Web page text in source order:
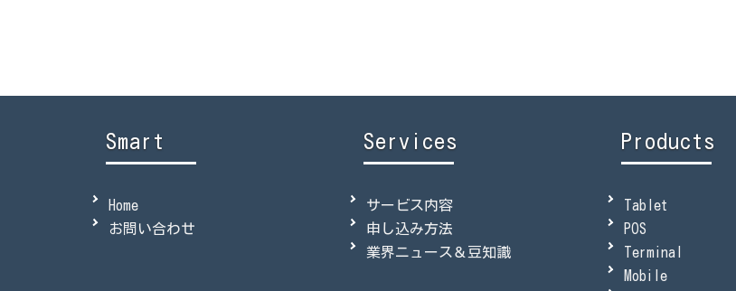
Smart
Home
お問い合わせ
Services
サービス内容
申し込み方法
業界ニュース＆豆知識
Products
Tablet
POS
Terminal
Mobile